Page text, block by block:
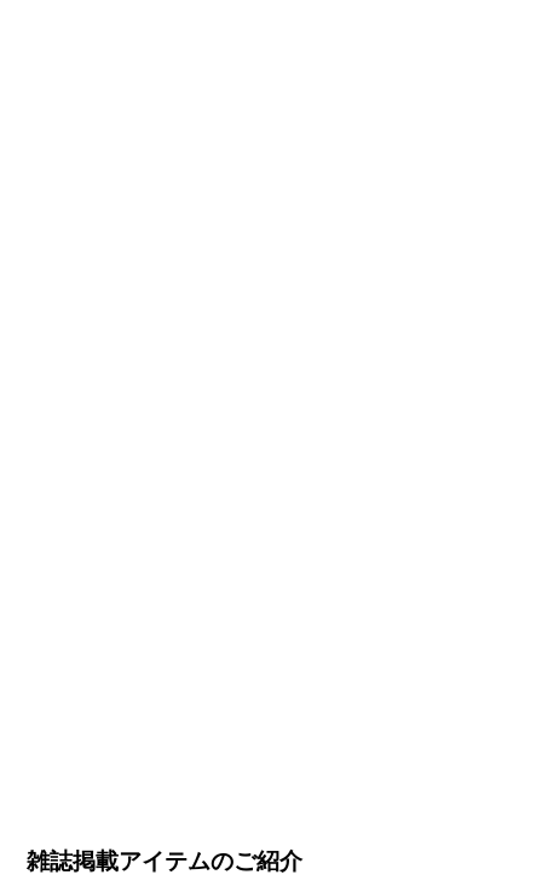
雑誌掲載アイテムのご紹介